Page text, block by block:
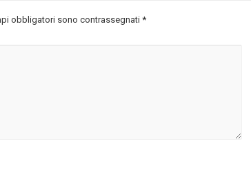
obbligatori sono contrassegnati *